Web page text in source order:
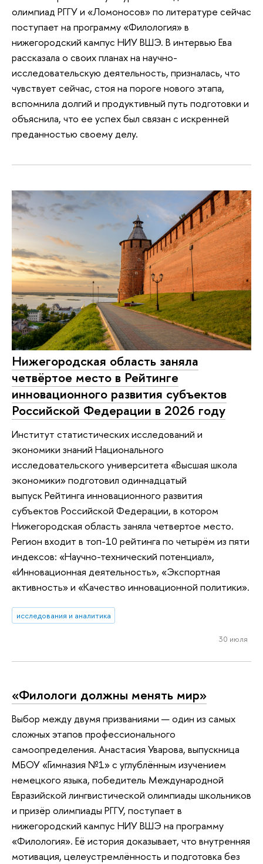
олимпиад РГГУ и «Ломоносов» по литературе сейчас
поступает на программу «Филология» в
нижегородский кампус НИУ ВШЭ. В интервью Ева
рассказала о своих планах на научно-
исследовательскую деятельность, призналась, что
чувствует сейчас, стоя на пороге нового этапа,
вспомнила долгий и продуктивный путь подготовки и
объяснила, что ее успех был связан с искренней
преданностью своему делу.
Нижегородская область заняла
четвёртое место в Рейтинге
инновационного развития субъектов
Российской Федерации в 2026 году
Институт статистических исследований и
экономики знаний Национального
исследовательского университета «Высшая школа
экономики» подготовил одиннадцатый
выпуск Рейтинга инновационного развития
субъектов Российской Федерации, в котором
Нижегородская область заняла четвертое место.
Регион входит в топ-10 рейтинга по четырём из пяти
индексов: «Научно-технический потенциал»,
«Инновационная деятельность», «Экспортная
активность» и «Качество инновационной политики».
исследования и аналитика
30 июля
«Филологи должны менять мир»
Выбор между двумя призваниями — один из самых
сложных этапов профессионального
самоопределения. Анастасия Уварова, выпускница
МБОУ «Гимназия №1» с углублённым изучением
немецкого языка, победитель Международной
Евразийской лингвистической олимпиады школьников
и призёр олимпиады РГГУ, поступает в
нижегородский кампус НИУ ВШЭ на программу
«Филология». Её история доказывает, что внутренняя
мотивация, целеустремлённость и подготовка без